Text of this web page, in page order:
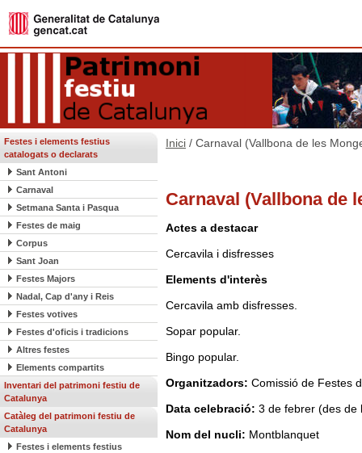
Festes i elements festius
catalogats o declarats
Sant Antoni
Carnaval
Setmana Santa i Pasqua
Festes de maig
Corpus
Sant Joan
Festes Majors
Nadal, Cap d'any i Reis
Festes votives
Festes d'oficis i tradicions
Altres festes
Elements compartits
Inventari del patrimoni festiu de
Catalunya
Catàleg del patrimoni festiu de
Catalunya
Festes i elements festius
Inici / Carnaval (Vallbona de les
Carnaval (Vallbona de
Actes a destacar
Cercavila i disfresses
Elements d'interès
Cercavila amb disfresses.
Sopar popular.
Bingo popular.
Organitzadors: Comissió de Festes
Data celebració: 3 de febrer (des de
Nom del nucli: Montblanquet